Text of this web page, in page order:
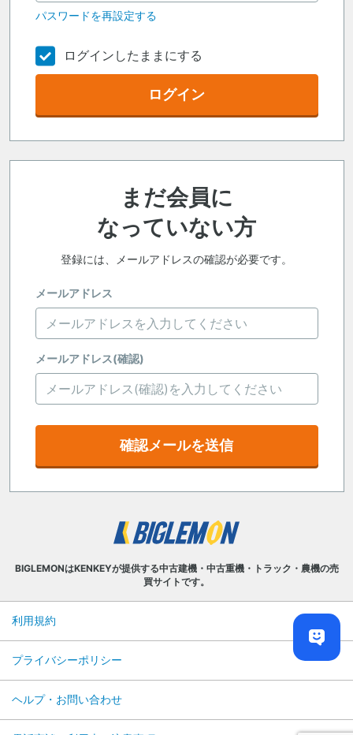
パスワードを再設定する
ログインしたままにする
ログイン
まだ会員に
なっていない方
登録には、メールアドレスの確認が必要です。
メールアドレス
メールアドレス(確認)
確認メールを送信
BIGLEMONはKENKEYが提供する中古建機・中古重機・トラック・農機の売
買サイトです。
利用規約
プライバシーポリシー
ヘルプ・お問い合わせ